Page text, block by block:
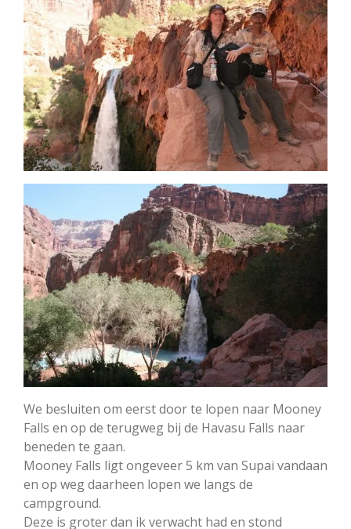
We besluiten om eerst door te lopen naar Mooney
Falls en op de terugweg bij de Havasu Falls naar
beneden te gaan.
Mooney Falls ligt ongeveer 5 km van Supai vandaan
en op weg daarheen lopen we langs de
campground.
Deze is groter dan ik verwacht had en stond